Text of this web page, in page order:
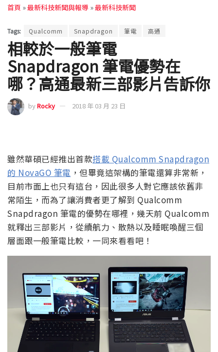
首頁 »最新科技新聞與報導 »最新科技新聞
Tags: Qualcomm Snapdragon 筆電 高通
相較於一般筆電
Snapdragon 筆電優勢在
哪？高通最新三部影片告訴你
byRocky 2018 年 03 月 23 日
雖然華碩已經推出首款搭載 Qualcomm Snapdragon
的 NovaGO 筆電 ，但畢竟這架構的筆電還算非常新，
目前市面上也只有這台，因此很多人對它應該依舊非
常陌生，而為了讓消費者更了解到 Qualcomm
Snapdragon 筆電的優勢在哪裡，幾天前 Qualcomm
就釋出三部影片，從續航力、散熱以及睡眠喚醒三個
層面跟一般筆電比較，一同來看看吧！